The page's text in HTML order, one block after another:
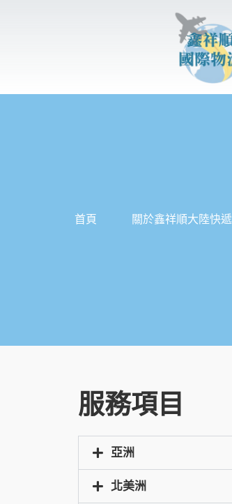
內
首頁 關於鑫祥順大陸快遞
服務項目
亞洲
北美洲